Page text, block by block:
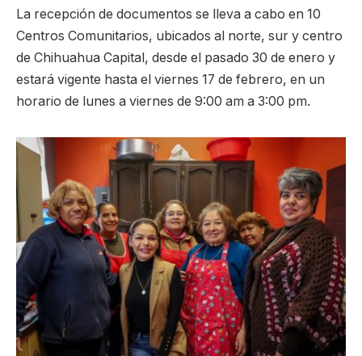
La recepción de documentos se lleva a cabo en 10
Centros Comunitarios, ubicados al norte, sur y centro
de Chihuahua Capital, desde el pasado 30 de enero y
estará vigente hasta el viernes 17 de febrero, en un
horario de lunes a viernes de 9:00 am a 3:00 pm.